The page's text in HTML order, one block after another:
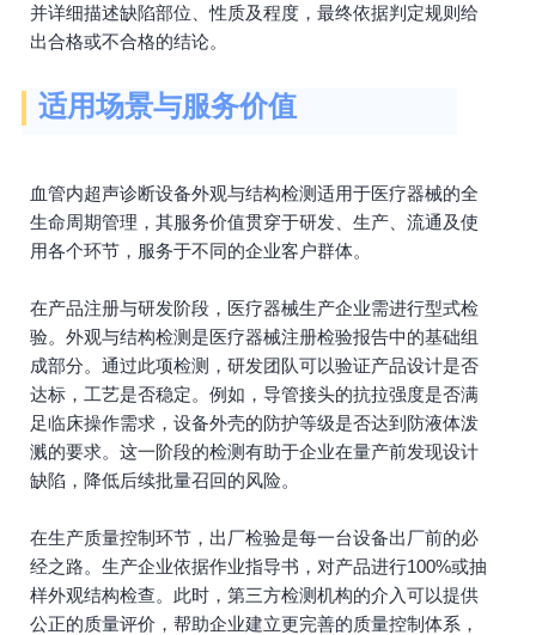
并详细描述缺陷部位、性质及程度，最终依据判定规则给
出合格或不合格的结论。
适用场景与服务价值
血管内超声诊断设备外观与结构检测适用于医疗器械的全
生命周期管理，其服务价值贯穿于研发、生产、流通及使
用各个环节，服务于不同的企业客户群体。
在产品注册与研发阶段，医疗器械生产企业需进行型式检
验。外观与结构检测是医疗器械注册检验报告中的基础组
成部分。通过此项检测，研发团队可以验证产品设计是否
达标，工艺是否稳定。例如，导管接头的抗拉强度是否满
足临床操作需求，设备外壳的防护等级是否达到防液体泼
溅的要求。这一阶段的检测有助于企业在量产前发现设计
缺陷，降低后续批量召回的风险。
在生产质量控制环节，出厂检验是每一台设备出厂前的必
经之路。生产企业依据作业指导书，对产品进行100%或抽
样外观结构检查。此时，第三方检测机构的介入可以提供
公正的质量评价，帮助企业建立更完善的质量控制体系，